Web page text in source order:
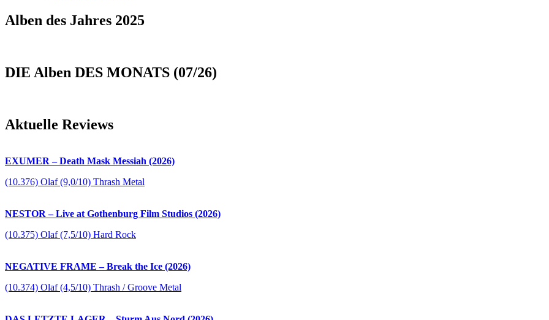
Alben des Jahres 2025
DIE Alben DES MONATS (07/26)
Aktuelle Reviews
EXUMER – Death Mask Messiah (2026)
(10.376) Olaf (9,0/10) Thrash Metal
NESTOR – Live at Gothenburg Film Studios (2026)
(10.375) Olaf (7,5/10) Hard Rock
NEGATIVE FRAME – Break the Ice (2026)
(10.374) Olaf (4,5/10) Thrash / Groove Metal